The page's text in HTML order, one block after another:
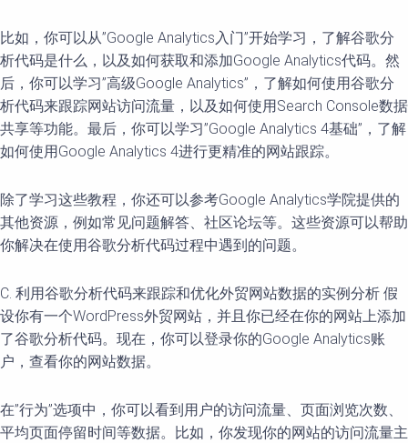
比如，你可以从”Google Analytics入门”开始学习，了解谷歌分
析代码是什么，以及如何获取和添加Google Analytics代码。然
后，你可以学习”高级Google Analytics”，了解如何使用谷歌分
析代码来跟踪网站访问流量，以及如何使用Search Console数据
共享等功能。最后，你可以学习”Google Analytics 4基础”，了解
如何使用Google Analytics 4进行更精准的网站跟踪。
除了学习这些教程，你还可以参考Google Analytics学院提供的
其他资源，例如常见问题解答、社区论坛等。这些资源可以帮助
你解决在使用谷歌分析代码过程中遇到的问题。
C. 利用谷歌分析代码来跟踪和优化外贸网站数据的实例分析 假
设你有一个WordPress外贸网站，并且你已经在你的网站上添加
了谷歌分析代码。现在，你可以登录你的Google Analytics账
户，查看你的网站数据。
在”行为”选项中，你可以看到用户的访问流量、页面浏览次数、
平均页面停留时间等数据。比如，你发现你的网站的访问流量主